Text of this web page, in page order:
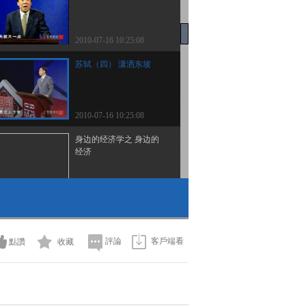
2010-07-16 10:25:08
苏轼（四） 潇洒东坡
2010-07-16 10:25:08
身边的经济学之 身边的
经济
2010-07-16 10:25:06
點讚 收藏 評論 客戶端看